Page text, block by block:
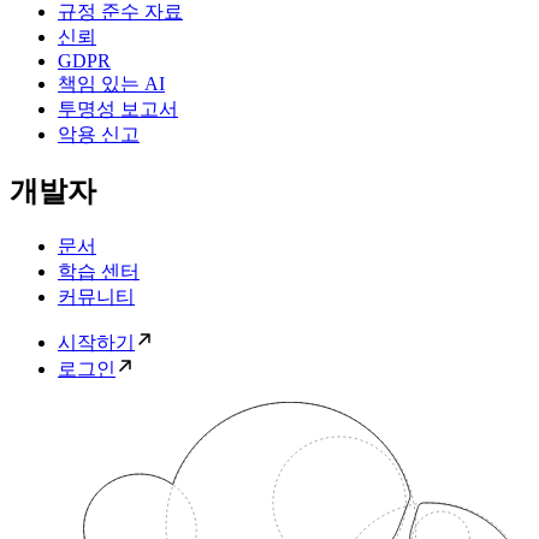
규정 준수 자료
신뢰
GDPR
책임 있는 AI
투명성 보고서
악용 신고
개발자
문서
학습 센터
커뮤니티
시작하기
로그인